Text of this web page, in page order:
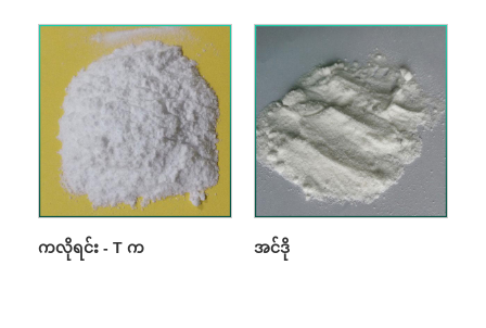
ကလိုရင်း - T က အင်ဒို